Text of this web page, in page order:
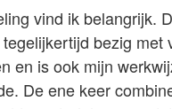
vind ik belangrijk.
bezig met
en is ook mijn
De ene keer